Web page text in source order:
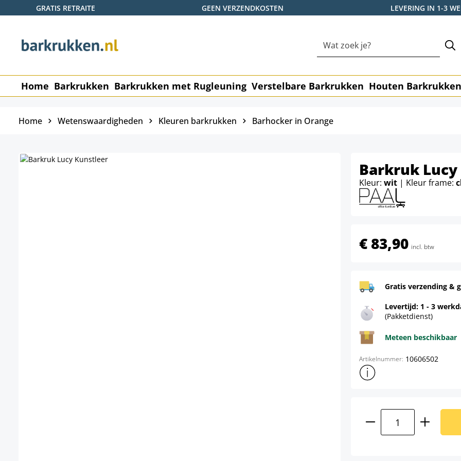
de hoofdinhoud
Ga naar de zoekopdracht
Ga naar de hoofdnavigatie
GRATIS RETRAITE GEEN VERZENDKOSTEN LEVERING IN 1-3
Home Barkrukken Barkrukken met Rugleuning Verstelbare Barkrukken Houten Barkrukken
Home Wetenswaardigheden Kleuren barkrukken Barhocker in Orange
Barkruk
Kleur: wit | Kleur frame:
€ 83,90 incl. btw
Gratis verzending &
Levertijd: 1 - 3
(Pakketdienst)
Meteen beschikbaar
Artikelnummer: 10606502
Toon meer productinformatie